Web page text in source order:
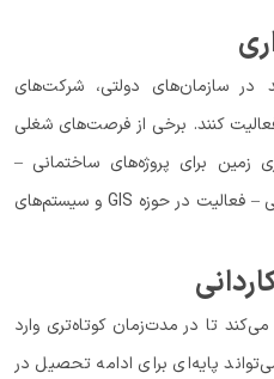
در سازمان‌های دولتی، شرکت‌های
کنند. برخی از فرصت‌های شغلی
زمین برای پروژه‌های ساختمانی –
همکاری در پروژه‌های راه‌سازی و عمرانی – فعالیت در حوزه GIS و سیستم‌های
تا در مدت‌زمان کوتاه‌تری وارد
پایه‌ای برای ادامه تحصیل در